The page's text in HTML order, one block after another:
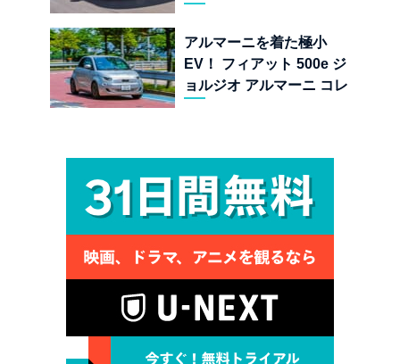
ーの至福
アルマーニを着た極小
EV！ フィアット 500e ジ
ョルジオ アルマーニ コレ